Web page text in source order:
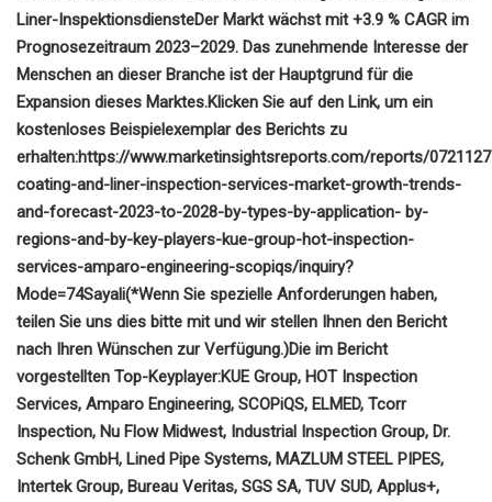
Liner-InspektionsdiensteDer Markt wächst mit +3.9 % CAGR im
Prognosezeitraum 2023–2029. Das zunehmende Interesse der
Menschen an dieser Branche ist der Hauptgrund für die
Expansion dieses Marktes.Klicken Sie auf den Link, um ein
kostenloses Beispielexemplar des Berichts zu
erhalten:https://www.marketinsightsreports.com/reports/
coating-and-liner-inspection-services-market-growth-trends-
and-forecast-2023-to-2028-by-types-by-application- by-
regions-and-by-key-players-kue-group-hot-inspection-
services-amparo-engineering-scopiqs/inquiry?
Mode=74Sayali(*Wenn Sie spezielle Anforderungen haben,
teilen Sie uns dies bitte mit und wir stellen Ihnen den Bericht
nach Ihren Wünschen zur Verfügung.)Die im Bericht
vorgestellten Top-Keyplayer:KUE Group, HOT Inspection
Services, Amparo Engineering, SCOPiQS, ELMED, Tcorr
Inspection, Nu Flow Midwest, Industrial Inspection Group, Dr.
Schenk GmbH, Lined Pipe Systems, MAZLUM STEEL PIPES,
Intertek Group, Bureau Veritas, SGS SA, TUV SUD, Applus+,